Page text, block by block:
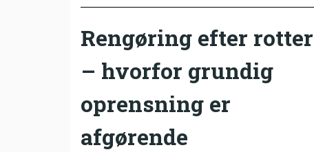
Rengøring efter rotter
– hvorfor grundig
oprensning er
afgørende